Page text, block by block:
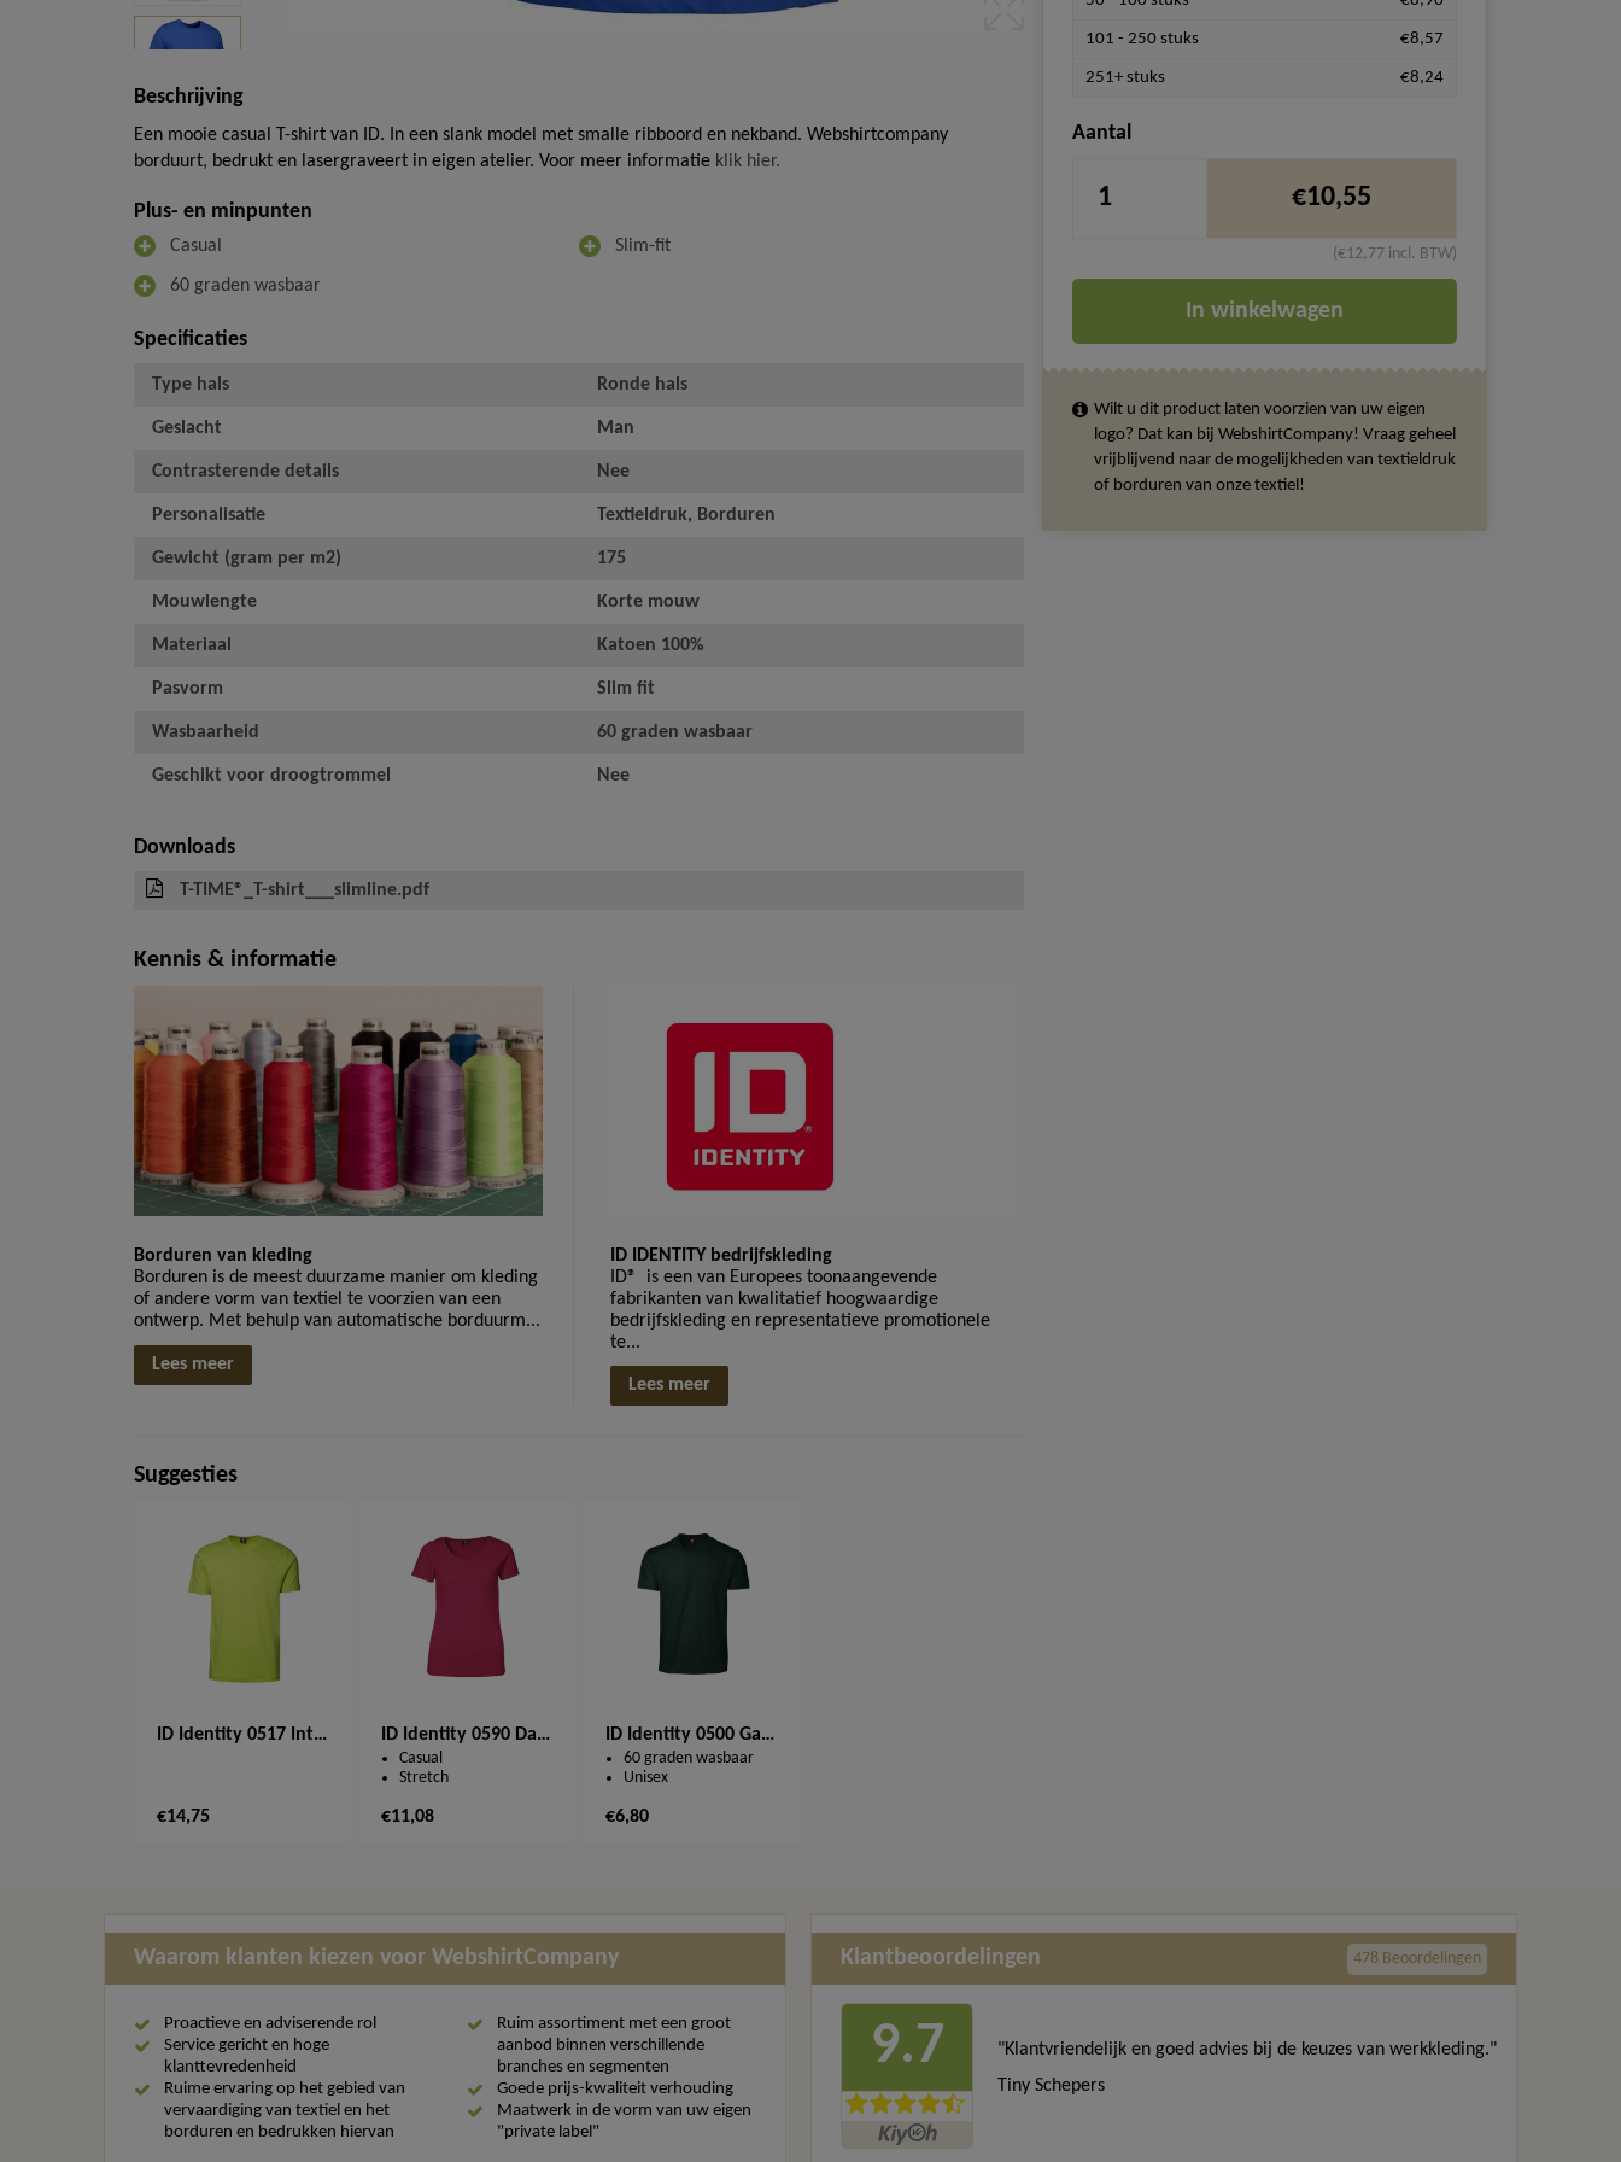
Beschrijving
Een mooie casual T-shirt van ID. In een slank model met smalle ribboord en nekband. Webshirtcompany
borduurt, bedrukt en lasergraveert in eigen atelier. Voor meer informatie klik hier.
Plus- en minpunten
Casual
60 graden wasbaar
Slim-fit
Specificaties
Type hals Ronde hals
Geslacht Man
Contrasterende details Nee
Personalisatie Textieldruk, Borduren
Gewicht (gram per m2) 175
Mouwlengte Korte mouw
Materiaal Katoen 100%
Pasvorm Slim fit
Wasbaarheid 60 graden wasbaar
Geschikt voor droogtrommel Nee
Downloads
T-TIME®_T-shirt___slimline.pdf
Kennis & informatie
Borduren van kleding
Borduren is de meest duurzame manier om kleding
of andere vorm van textiel te voorzien van een
ontwerp. Met behulp van automatische borduurm...
Lees meer
ID IDENTITY bedrijfskleding
ID® is een van Europees toonaangevende
fabrikanten van kwalitatief hoogwaardige
bedrijfskleding en representatieve promotionele
te...
Lees meer
Suggesties
ID Identity 0517 Interlock t-shirt heren
€14,75
ID Identity 0590 Dames Stretch T-Shirt
€11,08
Casual
Stretch
ID Identity 0500 Game Unisex T-shirt
€6,80
60 graden wasbaar
Unisex
101 - 250 stuks €8,57
251+ stuks €8,24
Aantal
€10,55
(€12,77 incl. BTW)
In winkelwagen
Wilt u dit product laten voorzien van uw eigen
logo? Dat kan bij WebshirtCompany! Vraag geheel
vrijblijvend naar de mogelijkheden van textieldruk
of borduren van onze textiel!
Waarom klanten kiezen voor WebshirtCompany
Proactieve en adviserende rol
Service gericht en hoge
klanttevredenheid
Ruime ervaring op het gebied van
vervaardiging van textiel en het
borduren en bedrukken hiervan
Ruim assortiment met een groot
aanbod binnen verschillende
branches en segmenten
Goede prijs-kwaliteit verhouding
Maatwerk in de vorm van uw eigen
"private label"
Klantbeoordelingen 478 Beoordelingen
9.7
"Klantvriendelijk en goed advies bij de keuzes van werkkleding."
Tiny Schepers